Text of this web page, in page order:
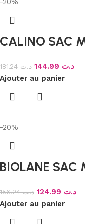
-20%
CALINO SAC
د.ت181.24 د.ت
Ajouter au panier
-20%
BIOLANE SAC
د.ت156.24 د.ت
Ajouter au panier